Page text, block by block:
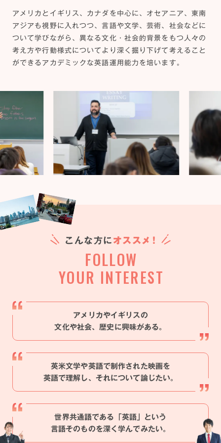
アメリカとイギリス、カナダを中心に、オセアニア、東南
アジアも視野に入れつつ、言語や文学、芸術、社会などに
ついて学びながら、異なる文化・社会的背景をもつ人々の
考え方や行動様式についてより深く掘り下げて考えること
ができるアカデミックな英語運用能力を培います。
こんな方に オスス メ ！
FOLLOW
YOUR INTEREST
アメリカやイギリスの
文化や社会、歴史に興味がある。
英米文学や英語で制作された映画を
英語で理解し、それについて論じたい。
世界共通語である「英語」という
言語そのものを深く学んでみたい。